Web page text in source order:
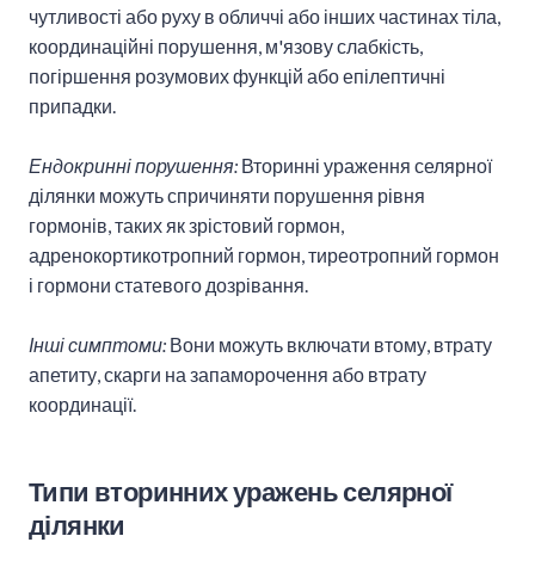
чутливості або руху в обличчі або інших частинах тіла,
координаційні порушення, м'язову слабкість,
погіршення розумових функцій або епілептичні
припадки.
Ендокринні порушення: Вторинні ураження селярної
ділянки можуть спричиняти порушення рівня
гормонів, таких як зрістовий гормон,
адренокортикотропний гормон, тиреотропний гормон
і гормони статевого дозрівання.
Інші симптоми: Вони можуть включати втому, втрату
апетиту, скарги на запаморочення або втрату
координації.
Типи вторинних уражень селярної
ділянки